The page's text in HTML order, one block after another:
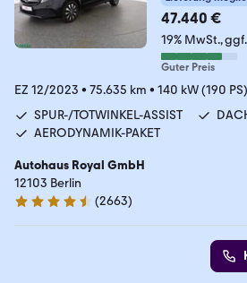
47.440 €
19% MwSt.
Guter Preis
EZ 12/2023 • 75.635 km • 140 kW (190 PS)
SPUR-/TOTWINKEL-ASSIST
AERODYNAMIK-PAKET
Autohaus Royal GmbH
12103 Berlin
4.6 Sterne
(2663)